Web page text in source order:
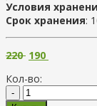
Условия
Срок хранения:
220 190
Кол-во:
-